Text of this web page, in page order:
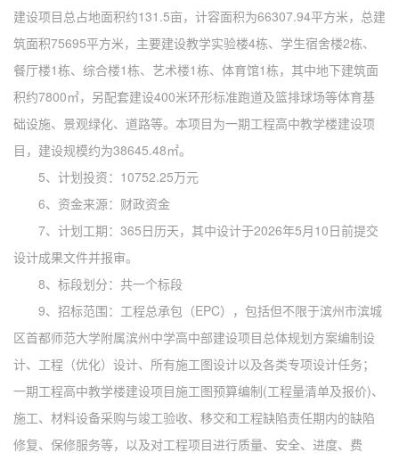
建设项目总占地面积约131.5亩，计容面积为66307.94平方米，总建
筑面积75695平方米，主要建设教学实验楼4栋、学生宿舍楼2栋、
餐厅楼1栋、综合楼1栋、艺术楼1栋、体育馆1栋，其中地下建筑面
积约7800㎡，另配套建设400米环形标准跑道及篮排球场等体育基
础设施、景观绿化、道路等。本项目为一期工程高中教学楼建设项
目，建设规模约为38645.48㎡。
5、计划投资：10752.25万元
6、资金来源：财政资金
7、计划工期：365日历天，其中设计于2026年5月10日前提交
设计成果文件并报审。
8、标段划分：共一个标段
9、招标范围： 工程总承包（EPC），包括但不限于滨州市滨城
区首都师范大学附属滨州中学高中部建设项目总体规划方案编制设
计、工程（优化）设计、所有施工图设计以及各类专项设计任务；
一期工程高中教学楼建设项目施工图预算编制(工程量清单及报价)、
施工、材料设备采购与竣工验收、移交和工程缺陷责任期内的缺陷
修复、保修服务等，以及对工程项目进行质量、安全、进度、费